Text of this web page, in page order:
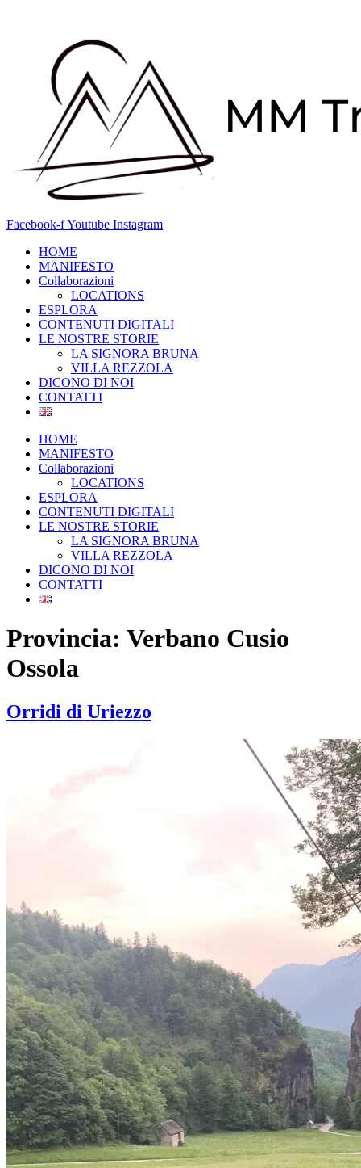
Facebook-fYoutube Instagram
HOME
MANIFESTO
Collaborazioni
LOCATIONS
ESPLORA
CONTENUTI DIGITALI
LE NOSTRE STORIE
LA SIGNORA BRUNA
VILLA REZZOLA
DICONO DI NOI
CONTATTI
HOME
MANIFESTO
Collaborazioni
LOCATIONS
ESPLORA
CONTENUTI DIGITALI
LE NOSTRE STORIE
LA SIGNORA BRUNA
VILLA REZZOLA
DICONO DI NOI
CONTATTI
Provincia: Verbano Cusio
Ossola
Orridi di Uriezzo